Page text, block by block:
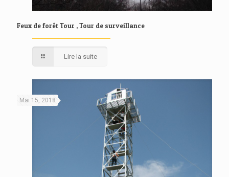
Feux de forêt Tour , Tour de surveillance
Lire la suite
Mai 15, 2018